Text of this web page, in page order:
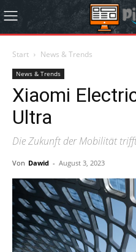
Start News & Trends
News & Trends
Xiaomi
Ultra
Die Zukunft der Mobilität
Von Dawid - August 3, 2023